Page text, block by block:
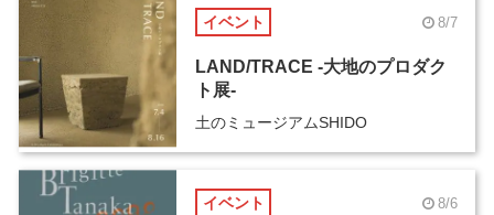
イベント 8/7
LAND/TRACE -大地のプロダク
ト展-
土のミュージアムSHIDO
イベント 8/6